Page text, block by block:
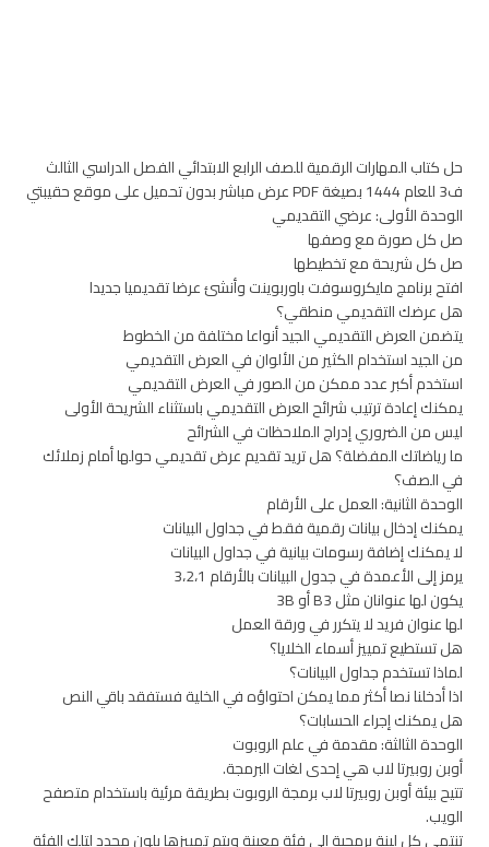
حل كتاب المهارات الرقمية للصف الرابع الابتدائي الفصل الدراسي الثالث
ف3 للعام 1444 بصيغة PDF عرض مباشر بدون تحميل على موقع حقيبتي
الوحدة الأولى: عرضي التقديمي
صل كل صورة مع وصفها
صل كل شريحة مع تخطيطها
افتح برنامج مايكروسوفت باوربوينت وأنشئ عرضا تقديميا جديدا
هل عرضك التقديمي منطقي؟
يتضمن العرض التقديمي الجيد أنواعا مختلفة من الخطوط
من الجيد استخدام الكثير من الألوان في العرض التقديمي
استخدم أكبر عدد ممكن من الصور في العرض التقديمي
يمكنك إعادة ترتيب شرائح العرض التقديمي باستثناء الشريحة الأولى
ليس من الضروري إدراج الملاحظات في الشرائح
ما رياضاتك المفضلة؟ هل تريد تقديم عرض تقديمي حولها أمام زملائك
في الصف؟
الوحدة الثانية: العمل على الأرقام
يمكنك إدخال بيانات رقمية فقط في جداول البيانات
لا يمكنك إضافة رسومات بيانية في جداول البيانات
يرمز إلى الأعمدة في جدول البيانات بالأرقام 3،2،1
يكون لها عنوانان مثل B3 أو 3B
لها عنوان فريد لا يتكرر في ورقة العمل
هل تستطيع تمييز أسماء الخلايا؟
لماذا تستخدم جداول البيانات؟
اذا أدخلنا نصا أكثر مما يمكن احتواؤه في الخلية فستفقد باقي النص
هل يمكنك إجراء الحسابات؟
الوحدة الثالثة: مقدمة في علم الروبوت
أوبن روبيرتا لاب هي إحدى لغات البرمجة.
تتيح بيئة أوبن روبيرتا لاب برمجة الروبوت بطريقة مرئية باستخدام متصفح
الويب.
تنتمي كل لبنة برمجية إلى فئة معينة ويتم تمييزها بلون محدد لتلك الفئة